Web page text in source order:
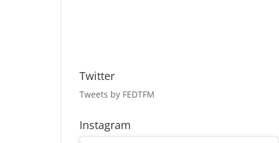
Twitter
Tweets by FEDTFM
Instagram